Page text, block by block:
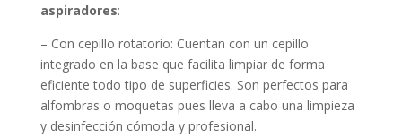
aspiradores:
– Con cepillo rotatorio: Cuentan con un cepillo
integrado en la base que facilita limpiar de forma
eficiente todo tipo de superficies. Son perfectos para
alfombras o moquetas pues lleva a cabo una limpieza
y desinfección cómoda y profesional.